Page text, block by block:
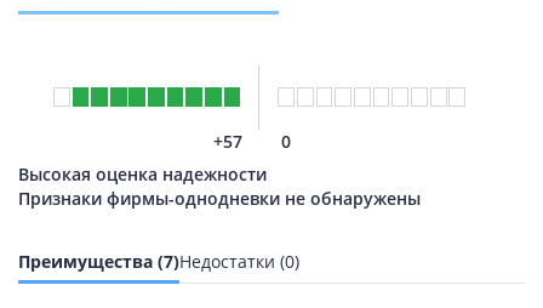
+57
0
Высокая оценка надежности
Признаки фирмы-однодневки не обнаружены
Преимущества (7)Недостатки (0)